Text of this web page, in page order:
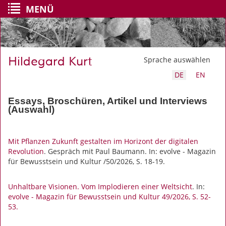
MENÜ
Hildegard Kurt
Sprache auswählen
DE
EN
Essays, Broschüren, Artikel und Interviews
(Auswahl)
Mit Pflanzen Zukunft gestalten im Horizont der digitalen
Revolution. Gespräch mit Paul Baumann. In: evolve - Magazin
für Bewusstsein und Kultur /50/2026, S. 18-19.
Unhaltbare Visionen. Vom Implodieren einer Weltsicht. In:
evolve - Magazin für Bewusstsein und Kultur 49/2026, S. 52-
53.